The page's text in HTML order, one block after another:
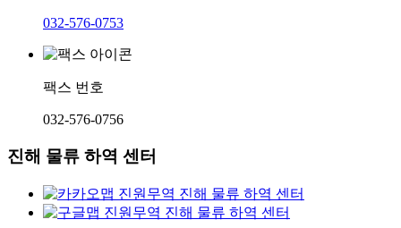
032-576-0753
팩스 번호
032-576-0756
진해 물류 하역 센터